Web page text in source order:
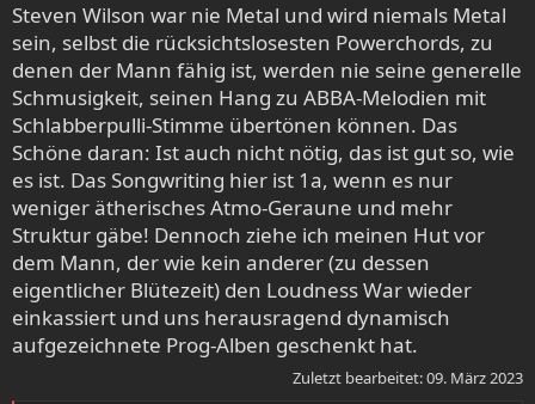
Steven Wilson war nie Metal und wird niemals Metal
sein, selbst die rücksichtslosesten Powerchords, zu
denen der Mann fähig ist, werden nie seine generelle
Schmusigkeit, seinen Hang zu ABBA-Melodien mit
Schlabberpulli-Stimme übertönen können. Das
Schöne daran: Ist auch nicht nötig, das ist gut so, wie
es ist. Das Songwriting hier ist 1a, wenn es nur
weniger ätherisches Atmo-Geraune und mehr
Struktur gäbe! Dennoch ziehe ich meinen Hut vor
dem Mann, der wie kein anderer (zu dessen
eigentlicher Blütezeit) den Loudness War wieder
einkassiert und uns herausragend dynamisch
aufgezeichnete Prog-Alben geschenkt hat.
Zuletzt bearbeitet:09. März 2023